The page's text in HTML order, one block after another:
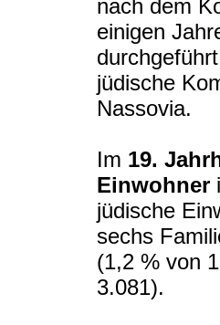
nach dem
einigen
jüdische
Im 19.
Einwohner
jüdische
sechs
(1,2 % von
3.081).